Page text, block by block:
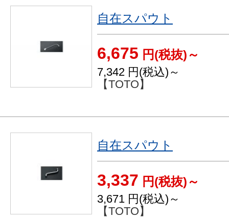
自在スパウト
6,675 円(税抜)～
7,342 円(税込)～
【TOTO】
自在スパウト
3,337 円(税抜)～
3,671 円(税込)～
【TOTO】